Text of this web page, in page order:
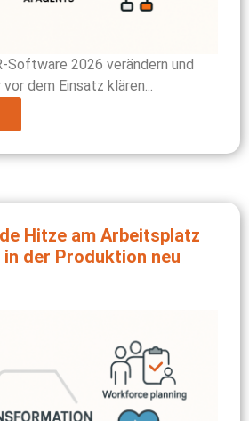
Software 2026 verändern und
dem Einsatz klären...
Hitze am Arbeitsplatz
in der Produktion neu